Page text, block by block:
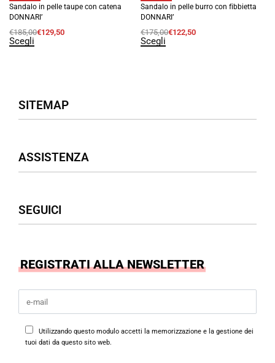
Sandalo in pelle taupe con catena
DONNARI’
€185,00€129,50
Scegli
Sandalo in pelle burro con fibbietta
DONNARI’
€175,00€122,50
Scegli
SITEMAP
Donna
Borse
ASSISTENZA
Termini & Condizioni
SEGUICI
Instagram
REGISTRATI ALLA NEWSLETTER
Utilizzando questo modulo accetti la memorizzazione e la gestione dei
tuoi dati da questo sito web.